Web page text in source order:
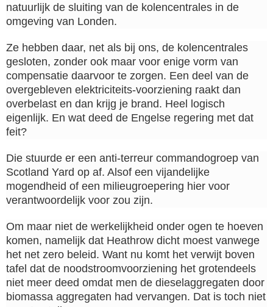
natuurlijk de sluiting van de kolencentrales in de
omgeving van Londen.
Ze hebben daar, net als bij ons, de kolencentrales
gesloten, zonder ook maar voor enige vorm van
compensatie daarvoor te zorgen. Een deel van de
overgebleven elektriciteits-voorziening raakt dan
overbelast en dan krijg je brand. Heel logisch
eigenlijk. En wat deed de Engelse regering met dat
feit?
Die stuurde er een anti-terreur commandogroep van
Scotland Yard op af. Alsof een vijandelijke
mogendheid of een milieugroepering hier voor
verantwoordelijk voor zou zijn.
Om maar niet de werkelijkheid onder ogen te hoeven
komen, namelijk dat Heathrow dicht moest vanwege
het net zero beleid. Want nu komt het verwijt boven
tafel dat de noodstroomvoorziening het grotendeels
niet meer deed omdat men de dieselaggregaten door
biomassa aggregaten had vervangen. Dat is toch niet